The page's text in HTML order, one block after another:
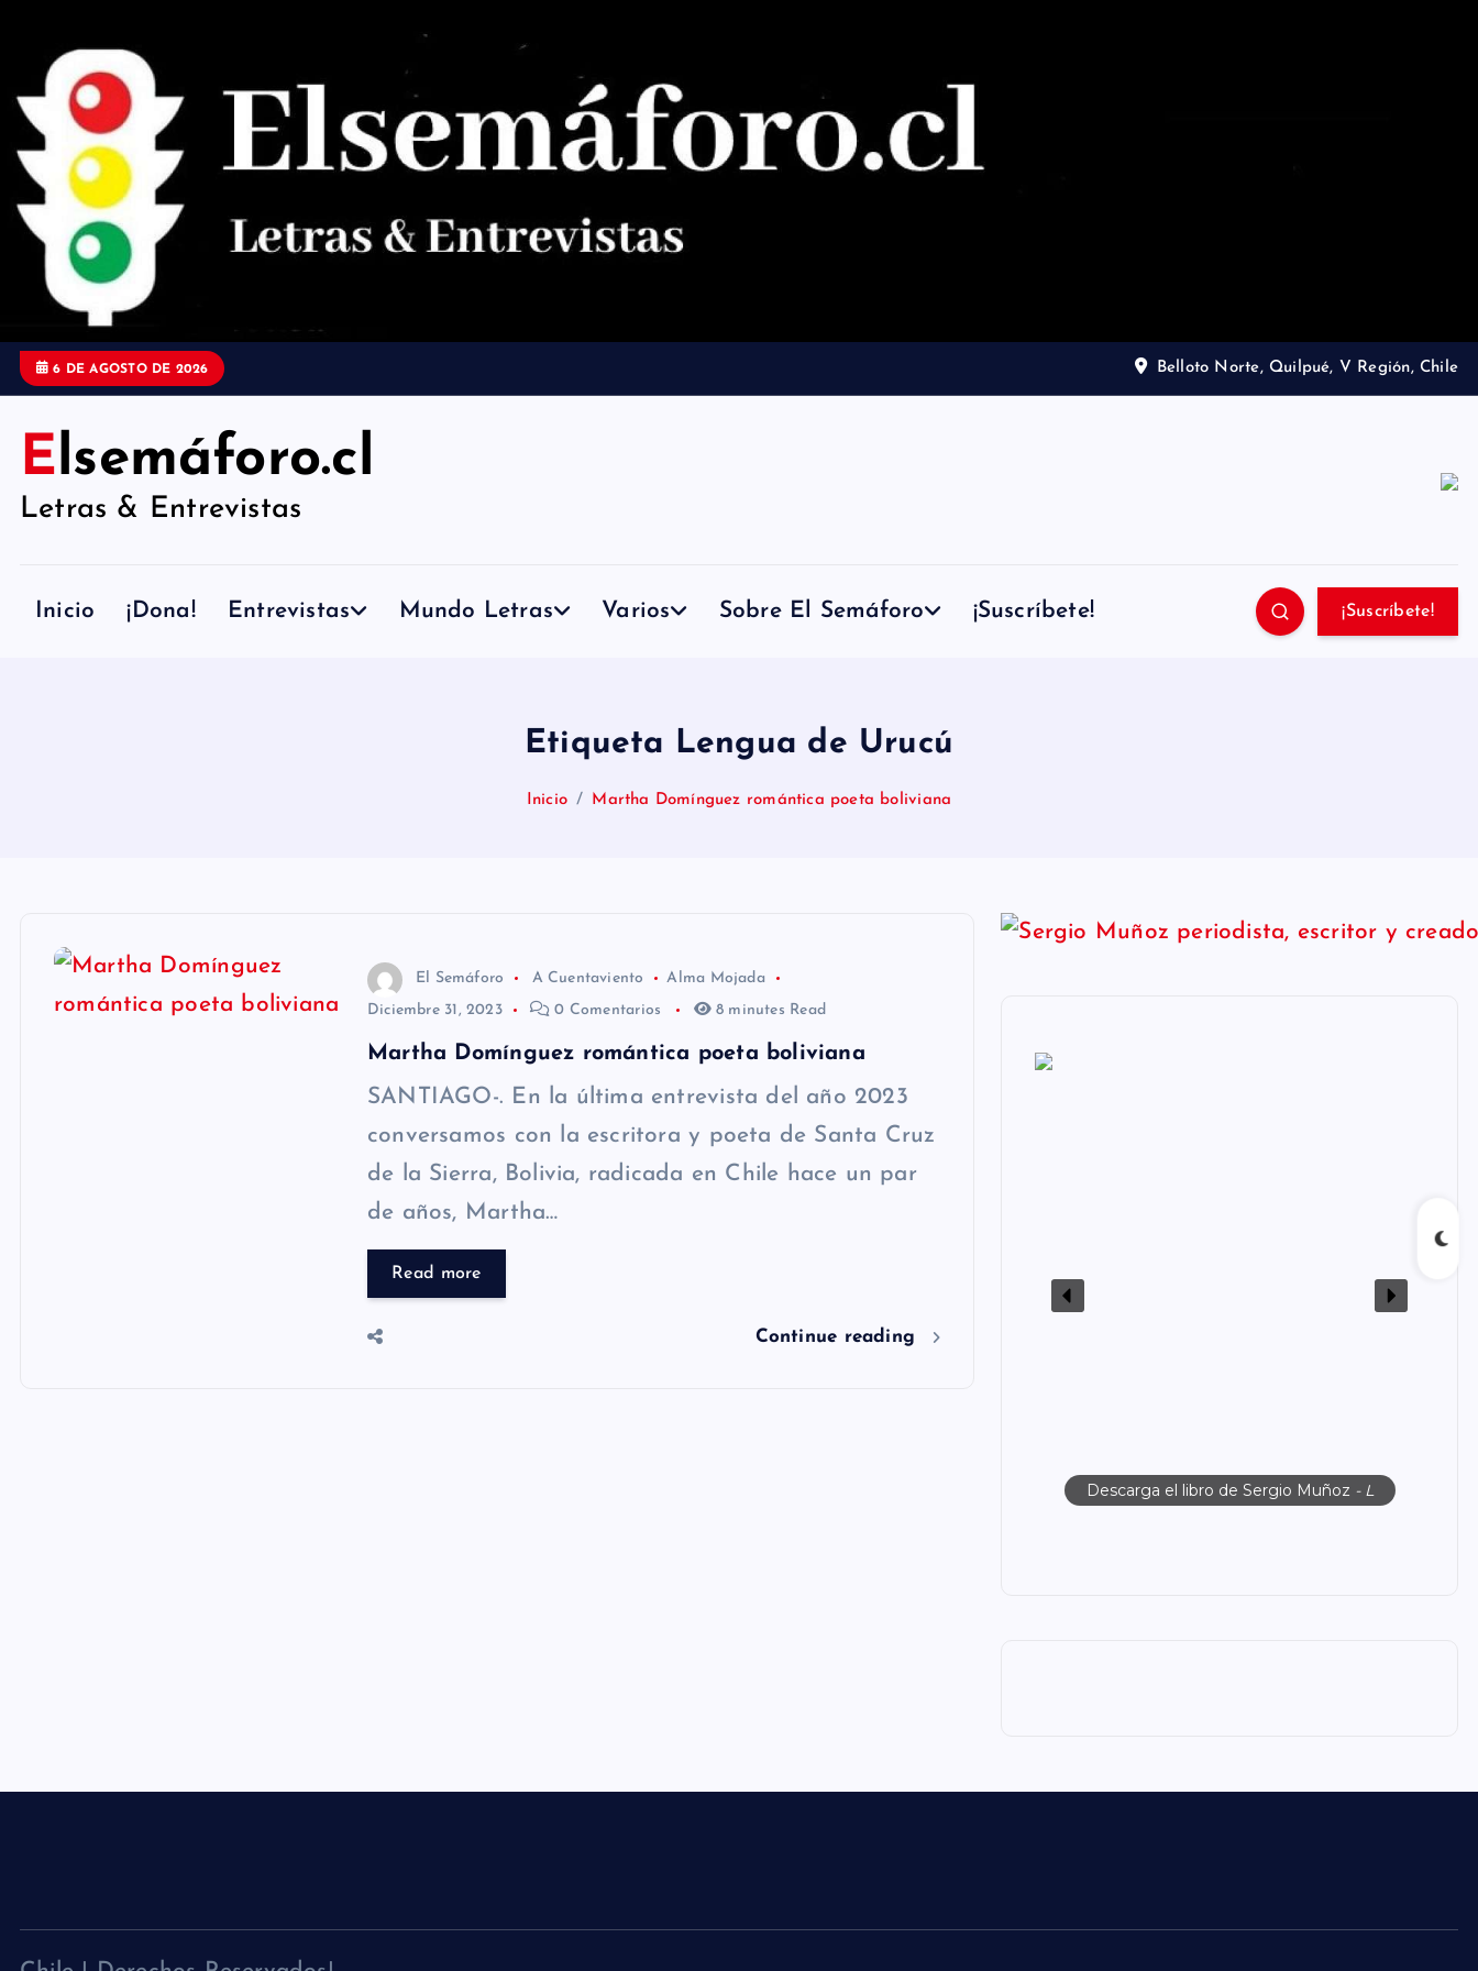
n
6 DE AGOSTO DE 2026 Belloto Norte, Quilpué, V Región, Chile
Elsemáforo.cl
Letras & Entrevistas
Inicio ¡Dona! Entrevistas Mundo Letras Varios Sobre El Semáforo ¡Suscríbete! ¡Suscríbete!
Etiqueta Lengua de Urucú
Inicio Martha Domínguez romántica poeta boliviana
El Semáforo A Cuentaviento
Alma Mojada
Diciembre 31, 2023
0 Comentarios 8 minutes Read
Martha Domínguez romántica poeta boliviana
SANTIAGO-. En la última entrevista del año 2023
conversamos con la escritora y poeta de Santa Cruz
de la Sierra, Bolivia, radicada en Chile hace un par
de años, Martha…
Read more
Continue reading
Descarga el libro de Sergio Muñoz - L